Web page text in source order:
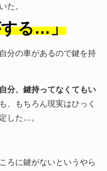
た。
する…」
分の車があるので鍵を持
自分、鍵持ってなくてもい
、もちろん現実はひっく
した…。
ろに鍵がないというやら